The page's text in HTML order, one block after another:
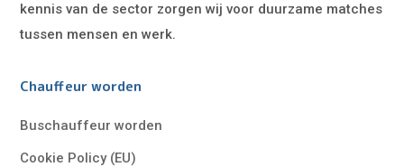
kennis van de sector zorgen wij voor duurzame matches
tussen mensen en werk.
Chauffeur worden
Buschauffeur worden
Cookie Policy (EU)